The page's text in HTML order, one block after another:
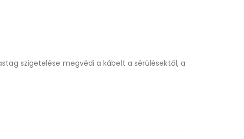
szigetelése megvédi a kábelt a sérülésektől, a